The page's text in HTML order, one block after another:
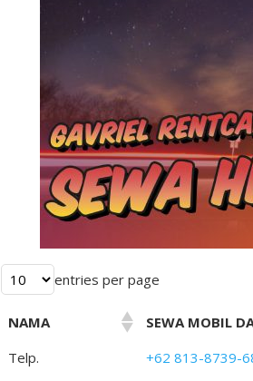
entries per page
NAMA
SEWA MOBIL
Telp.
+62 813-8739-